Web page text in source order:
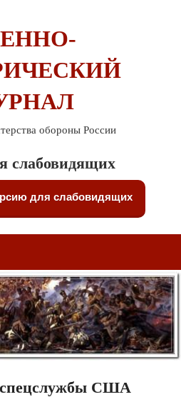
обороны России
слабовидящих
для слабовидящих
США